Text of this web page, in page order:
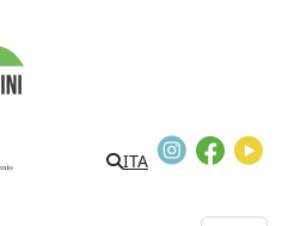
ITA
Instagram